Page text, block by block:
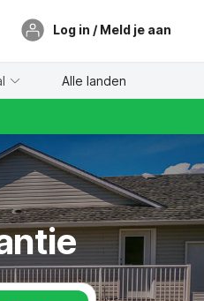
Log in / Meld je aan
Alle landen